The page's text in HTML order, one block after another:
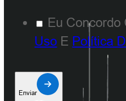
Eu
Uso E Política
Enviar